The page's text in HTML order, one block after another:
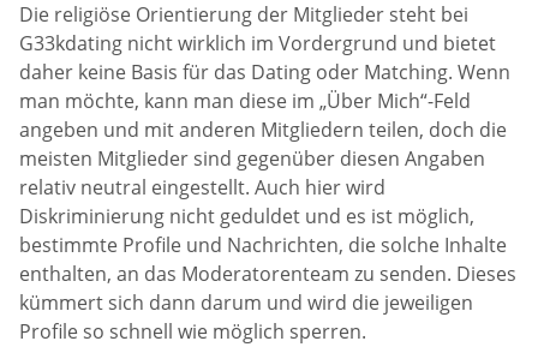
Die religiöse Orientierung der Mitglieder steht bei
G33kdating nicht wirklich im Vordergrund und bietet
daher keine Basis für das Dating oder Matching. Wenn
man möchte, kann man diese im „Über Mich“-Feld
angeben und mit anderen Mitgliedern teilen, doch die
meisten Mitglieder sind gegenüber diesen Angaben
relativ neutral eingestellt. Auch hier wird
Diskriminierung nicht geduldet und es ist möglich,
bestimmte Profile und Nachrichten, die solche Inhalte
enthalten, an das Moderatorenteam zu senden. Dieses
kümmert sich dann darum und wird die jeweiligen
Profile so schnell wie möglich sperren.